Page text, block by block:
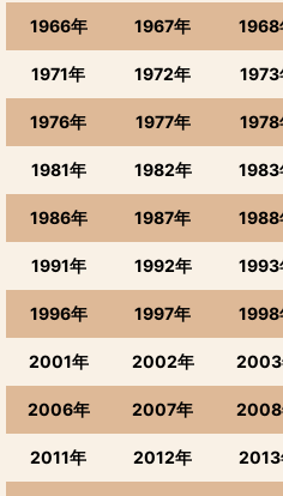
1966年 1967年 1968
1971年 1972年 1973
1976年 1977年 1978
1981年 1982年 1983
1986年 1987年 1988
1991年 1992年 1993
1996年 1997年 1998
2001年 2002年 2003
2006年 2007年 2008
2011年 2012年 2013